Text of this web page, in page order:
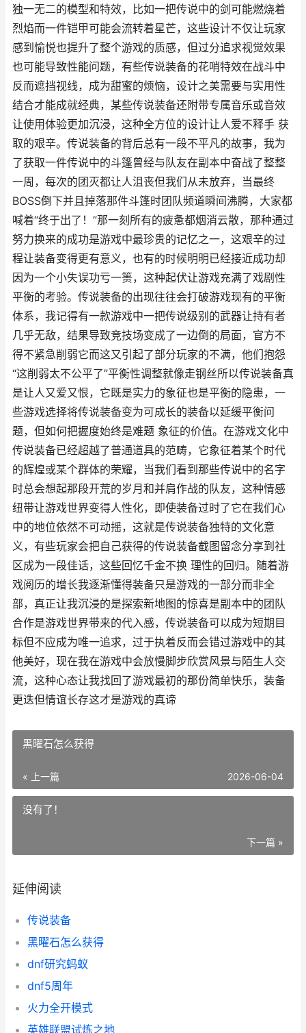
独一无二的模型和特效，比如一把传说中的剑可能燃烧着
烈焰而一件铠甲可能会流转着星芒，这些设计不仅让玩家
感到愉悦也提升了整个游戏的质感，但过分追求视觉效果
也可能导致性能问题，有些传说装备的花哨特效在战斗中
反而遮挡视线，成为甜蜜的烦恼，设计之美需要与实用性
结合才能成就经典，某些传说装备还附带专属音乐或音效
让使用体验更加沉浸，这种全方位的设计让人爱不释手 获
取的艰辛。传说装备的背后总有一段不平凡的故事，我为
了获取一件传说中的斗篷曾经与队友在副本中奋战了整整
一周，每次的团灭都让人沮丧但我们从未放弃，当最终
BOSS倒下并且掉落那件斗篷时团队频道瞬间沸腾，大家都
喊着“终于出了！”那一刻所有的疲惫都烟消云散，那种通过
努力换来的成功是游戏中最珍贵的记忆之一，这艰辛的过
程让装备变得更有意义，也有的时候明明已经接近成功却
因为一个小失误功亏一篑，这种起伏让游戏充满了戏剧性
平衡的考验。传说装备的出现往往会打破游戏现有的平衡
体系，我记得有一款游戏中一把传说级别的武器让持有者
几乎无敌，结果导致竞技场变成了一边倒的局面，官方不
得不紧急削弱它而这又引起了部分玩家的不满，他们抱怨
“这削弱太不公平了”平衡性调整就像走钢丝所以传说装备真
是让人又爱又恨，它既是实力的象征也是平衡的隐患，一
些游戏选择将传说装备变为可成长的装备以延缓平衡问
题，但如何把握度始终是难题 象征的价值。在游戏文化中
传说装备已经超越了普通道具的范畴，它象征着某个时代
的辉煌或某个群体的荣耀，当我们看到那些传说中的名字
时总会想起那段开荒的岁月和并肩作战的队友，这种情感
纽带让游戏世界变得人性化，即使装备过时了它在我们心
中的地位依然不可动摇，这就是传说装备独特的文化意
义，有些玩家会把自己获得的传说装备截图留念分享到社
区成为一段佳话，这些回忆千金不换 理性的回归。随着游
戏阅历的增长我逐渐懂得装备只是游戏的一部分而非全
部，真正让我沉浸的是探索新地图的惊喜是副本中的团队
合作是游戏世界带来的代入感，传说装备可以成为短期目
标但不应成为唯一追求，过于执着反而会错过游戏中的其
他美好，现在我在游戏中会放慢脚步欣赏风景与陌生人交
流，这种心态让我找回了游戏最初的那份简单快乐，装备
更迭但情谊长存这才是游戏的真谛
黑曜石怎么获得
« 上一篇 2026-06-04
没有了！
下一篇 »
延伸阅读
传说装备
黑曜石怎么获得
dnf研究蚂蚁
dnf5周年
火力全开模式
英雄联盟试炼之地